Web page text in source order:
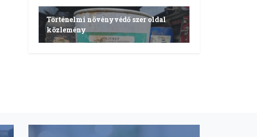
Történelmi növényvédő szer oldal
közlemény